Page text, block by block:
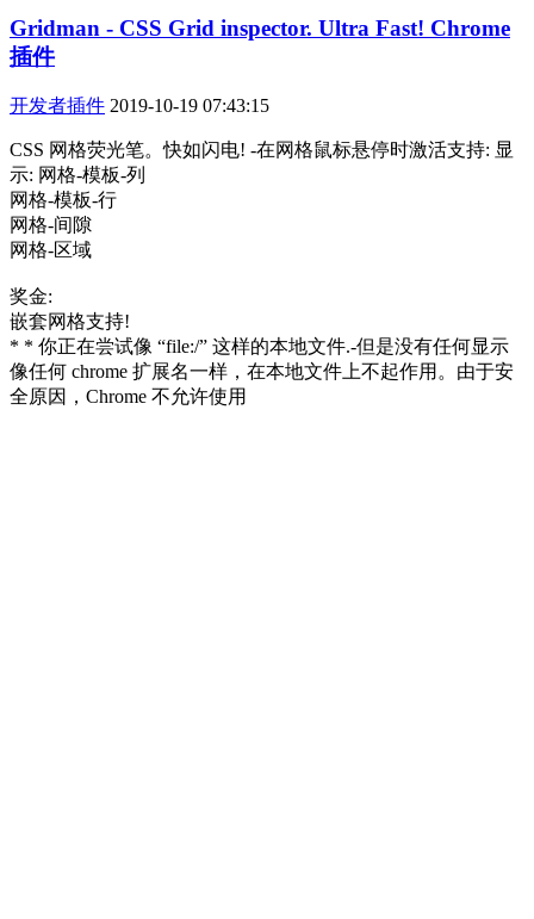
Gridman - CSS Grid inspector. Ultra Fast! Chrome
插件
开发者插件 2019-10-19 07:43:15
CSS 网格荧光笔。快如闪电! -在网格鼠标悬停时激活支持: 显
示: 网格-模板-列
网格-模板-行
网格-间隙
网格-区域
奖金:
嵌套网格支持!
* * 你正在尝试像 “file:/” 这样的本地文件.-但是没有任何显示
像任何 chrome 扩展名一样，在本地文件上不起作用。由于安
全原因，Chrome 不允许使用